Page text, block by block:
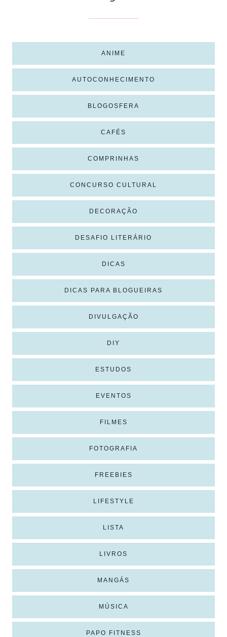
ANIME
AUTOCONHECIMENTO
BLOGOSFERA
CAFÉS
COMPRINHAS
CONCURSO CULTURAL
DECORAÇÃO
DESAFIO LITERÁRIO
DICAS
DICAS PARA BLOGUEIRAS
DIVULGAÇÃO
DIY
ESTUDOS
EVENTOS
FILMES
FOTOGRAFIA
FREEBIES
LIFESTYLE
LISTA
LIVROS
MANGÁS
MÚSICA
PAPO FITNESS